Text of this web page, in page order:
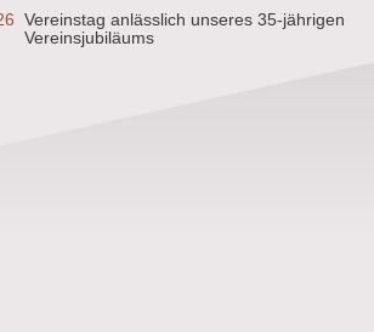
Vereinstag anlässlich unseres 35-jährigen
Vereinsjubiläums